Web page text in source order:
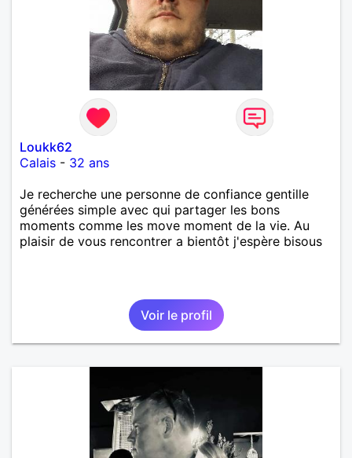
Loukk62
Calais - 32 ans
Je recherche une personne de confiance gentille
générées simple avec qui partager les bons
moments comme les move moment de la vie. Au
plaisir de vous rencontrer a bientôt j'espère bisous
Voir le profil